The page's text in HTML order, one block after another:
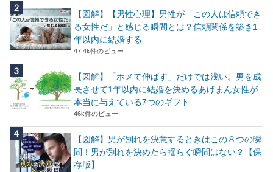
【図解】【男性心理】男性が「この人は信頼でき
る女性だ」と感じる瞬間とは？信頼関係を築き1
年以内に結婚する
47.4k件のビュー
【図解】「ホメて伸ばす」だけでは浅い。男を成
長させて1年以内に結婚を決めるあげまん女性が
本当に与えている7つのギフト
46k件のビュー
【図解】男が別れを決意するときはこの８つの瞬
間！男が別れを決めたら揺らぐ瞬間はない？【保
存版】